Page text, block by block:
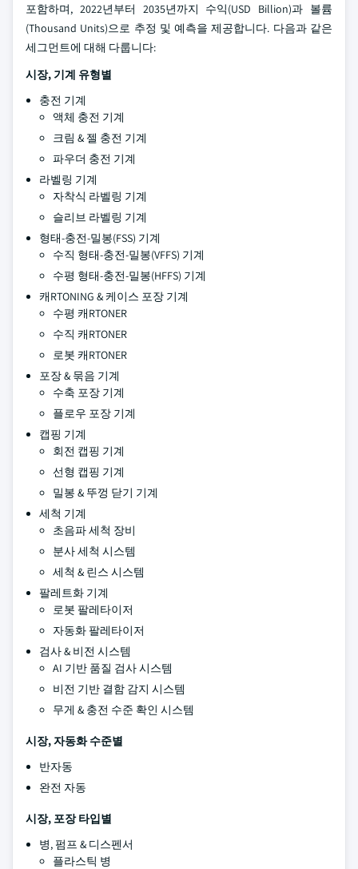
포함하며, 2022년부터 2035년까지 수익(USD Billion)과 볼륨
(Thousand Units)으로 추정 및 예측을 제공합니다. 다음과 같은
세그먼트에 대해 다룹니다:
시장, 기계 유형별
충전 기계
액체 충전 기계
크림 & 젤 충전 기계
파우더 충전 기계
라벨링 기계
자착식 라벨링 기계
슬리브 라벨링 기계
형태-충전-밀봉(FSS) 기계
수직 형태-충전-밀봉(VFFS) 기계
수평 형태-충전-밀봉(HFFS) 기계
캐RTONING & 케이스 포장 기계
수평 캐RTONER
수직 캐RTONER
로봇 캐RTONER
포장 & 묶음 기계
수축 포장 기계
플로우 포장 기계
캡핑 기계
회전 캡핑 기계
선형 캡핑 기계
밀봉 & 뚜껑 닫기 기계
세척 기계
초음파 세척 장비
분사 세척 시스템
세척 & 린스 시스템
팔레트화 기계
로봇 팔레타이저
자동화 팔레타이저
검사 & 비전 시스템
AI 기반 품질 검사 시스템
비전 기반 결함 감지 시스템
무게 & 충전 수준 확인 시스템
시장, 자동화 수준별
반자동
완전 자동
시장, 포장 타입별
병, 펌프 & 디스펜서
플라스틱 병